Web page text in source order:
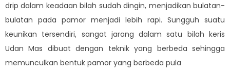
drip dalam keadaan bilah sudah dingin, menjadikan bulatan-
bulatan pada pamor menjadi lebih rapi. Sungguh suatu
keunikan tersendiri, sangat jarang dalam satu bilah keris
Udan Mas dibuat dengan teknik yang berbeda sehingga
memunculkan bentuk pamor yang berbeda pula